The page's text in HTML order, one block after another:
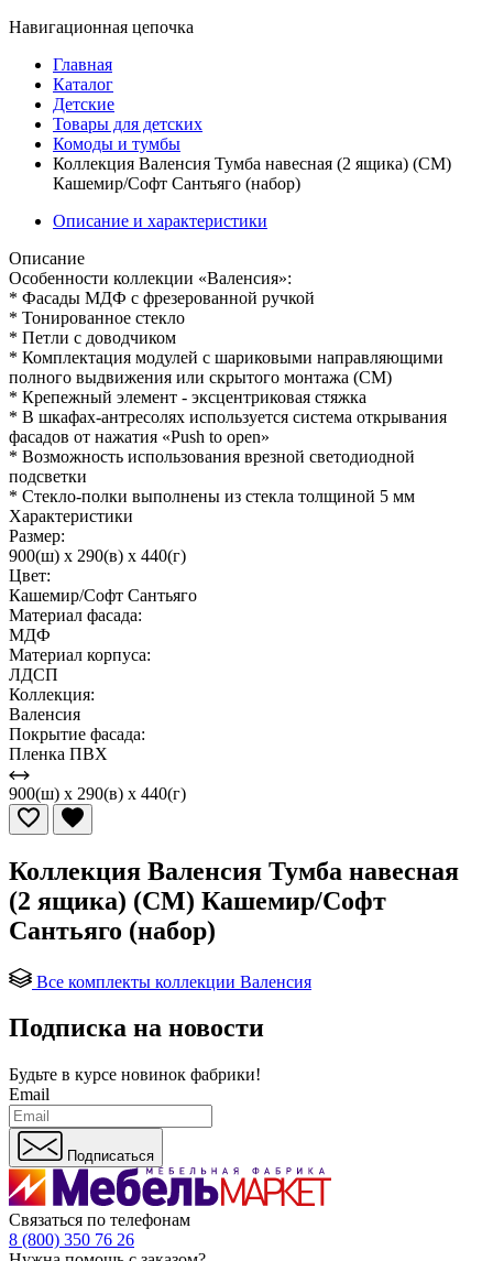
Навигационная цепочка
Главная
Каталог
Детские
Товары для детских
Комоды и тумбы
Коллекция Валенсия Тумба навесная (2 ящика) (СМ)
Кашемир/Софт Сантьяго (набор)
Описание и характеристики
Описание
Особенности коллекции «Валенсия»:
* Фасады МДФ с фрезерованной ручкой
* Тонированное стекло
* Петли с доводчиком
* Комплектация модулей с шариковыми направляющими
полного выдвижения или скрытого монтажа (СМ)
* Крепежный элемент - эксцентриковая стяжка
* В шкафах-антресолях используется система открывания
фасадов от нажатия «Push to open»
* Возможность использования врезной светодиодной
подсветки
* Стекло-полки выполнены из стекла толщиной 5 мм
Характеристики
Размер:
900(ш) x 290(в) x 440(г)
Цвет:
Кашемир/Софт Сантьяго
Материал фасада:
МДФ
Материал корпуса:
ЛДСП
Коллекция:
Валенсия
Покрытие фасада:
Пленка ПВХ
900(ш) x 290(в) x 440(г)
Коллекция Валенсия Тумба навесная
(2 ящика) (СМ) Кашемир/Софт
Сантьяго (набор)
Все комплекты коллекции Валенсия
Подписка на новости
Будьте в курсе новинок фабрики!
Email
Подписаться
Связаться по телефонам
8 (800) 350 76 26